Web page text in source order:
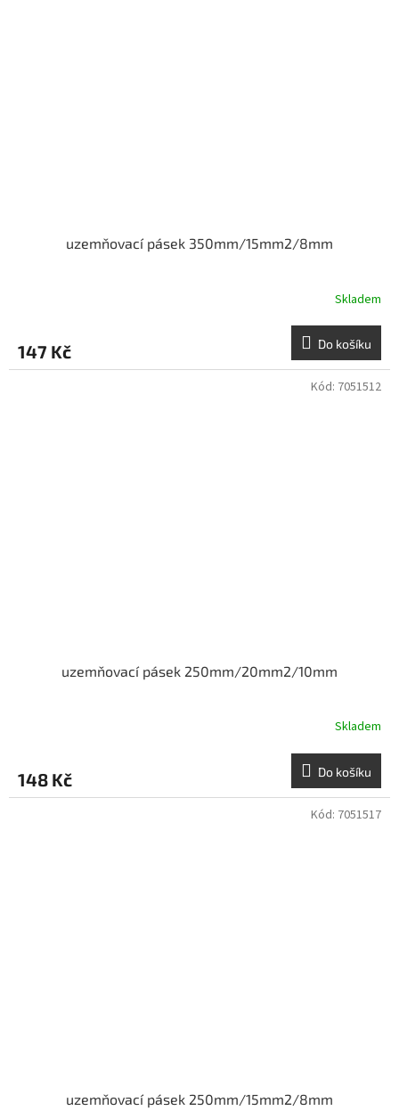
uzemňovací pásek 350mm/15mm2/8mm
Skladem
147 Kč Do košíku
uzemňovací pásek 250mm/20mm2/10mm
Skladem
148 Kč Do košíku
Kód: 7051512
uzemňovací pásek 250mm/15mm2/8mm
Kód: 7051517